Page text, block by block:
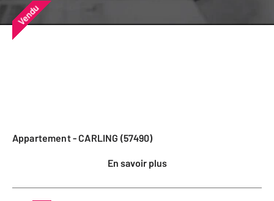
Vendu
Appartement - CARLING (57490)
En savoir plus